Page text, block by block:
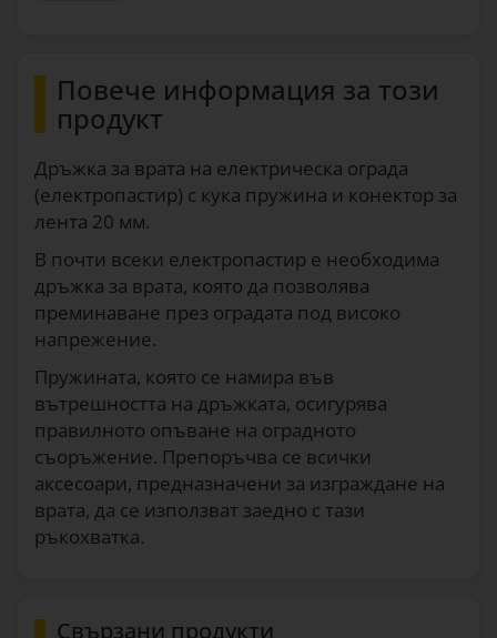
Повече информация за този
продукт
Дръжка за врата на електрическа ограда
(електропастир) с кука пружина и конектор за
лента 20 мм.
В почти всеки електропастир е необходима
дръжка за врата, която да позволява
преминаване през оградата под високо
напрежение.
Пружината, която се намира във
вътрешността на дръжката, осигурява
правилното опъване на оградното
съоръжение. Препоръчва се всички
аксесоари, предназначени за изграждане на
врата, да се използват заедно с тази
ръкохватка.
Свързани продукти